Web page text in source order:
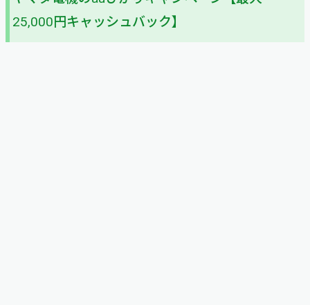
25,000円キャッシュバック】